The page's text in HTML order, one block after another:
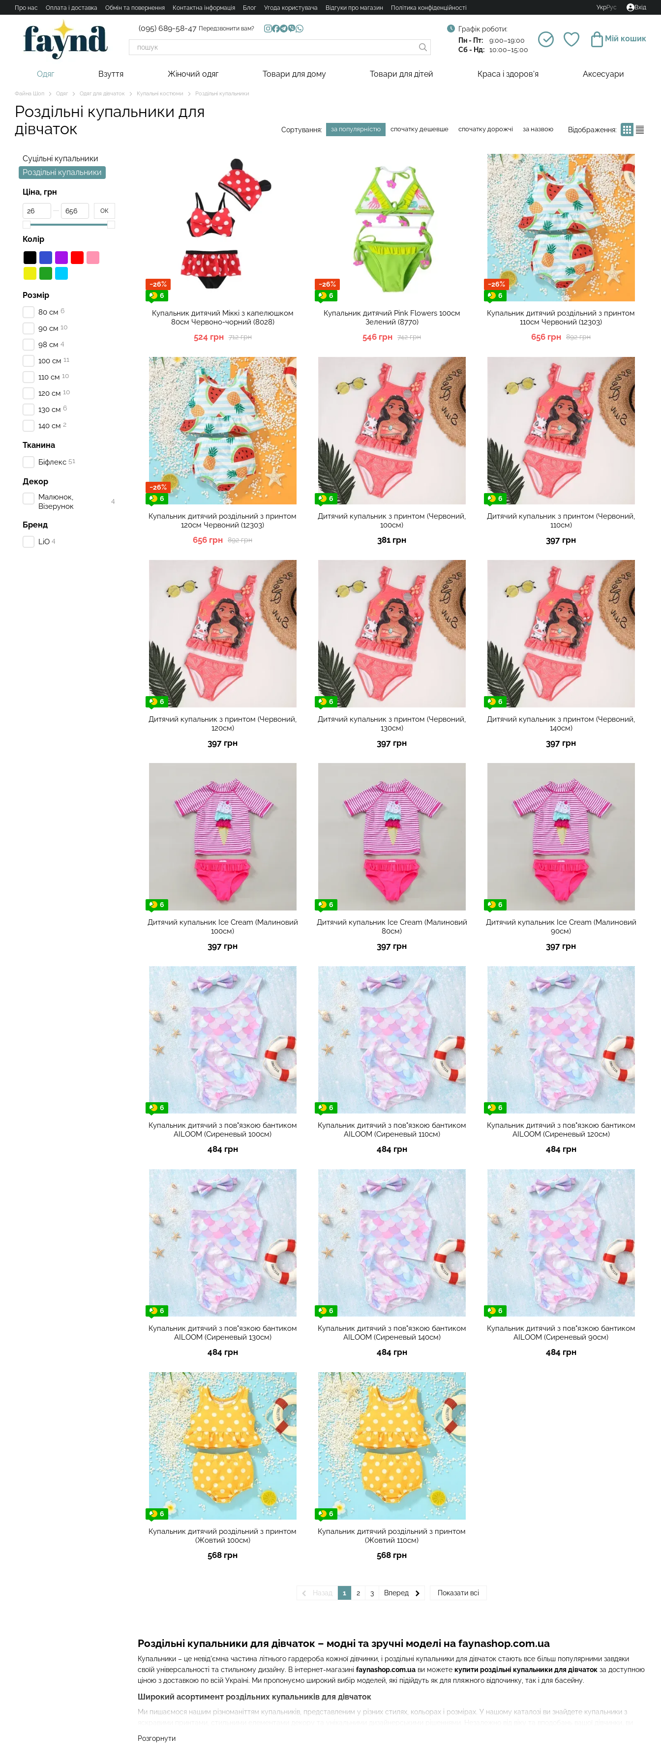
Перейти к основному контенту
Про нас Оплата і доставка Обмін та повернення Контактна інформація Блог Угода користувача Відгуки про магазин Політика конфіденційності УкрРус Вхід
(095) 689-58-47 Передзвонити вам?
Графік роботи:
Пн - Пт:
9:00–19:00
Сб - Нд:
10:00–15:00
Мій кошик
Одяг Взуття Жіночий одяг Товари для дому Товари для дітей Краса і здоров'я Аксесуари
Файна Шоп Одяг Одяг для дівчаток Купальні костюми Роздільні купальники
Роздільні купальники для
дівчаток
Сортування: за популярністю спочатку дешевше спочатку дорожчі за назвою Відображення:
Роздільні купальники для дівчаток – модні та зручні моделі на faynashop.com.ua
Купальники – це невід'ємна частина літнього гардероба кожної дівчинки, і роздільні купальники для дівчаток стають все більш популярними завдяки
своїй універсальності та стильному дизайну. В інтернет-магазині faynashop.com.ua ви можете купити роздільні купальники для дівчаток за доступною
ціною з доставкою по всій Україні. Ми пропонуємо широкий вибір моделей, які підійдуть як для пляжного відпочинку, так і для басейну.
Широкий асортимент роздільних купальників для дівчаток
Ми пишаємося нашим різноманіттям купальників, представленим у різних стилях, кольорах і розмірах. У нашому каталозі ви знайдете купальники з
Розгорнути
−26%
6
Купальник дитячий Міккі з капелюшком
80см Червоно-чорний (8028)
712 грн
524 грн
−26%
6
Купальник дитячий Pink Flowers 100см
Зелений (8770)
742 грн
546 грн
−26%
6
Купальник дитячий роздільний з принтом
110см Червоний (12303)
892 грн
656 грн
−26%
6
Купальник дитячий роздільний з принтом
120см Червоний (12303)
892 грн
656 грн
6
Дитячий купальник з принтом (Червоний,
100см)
381 грн
6
Дитячий купальник з принтом (Червоний,
110см)
397 грн
6
Дитячий купальник з принтом (Червоний,
120см)
397 грн
6
Дитячий купальник з принтом (Червоний,
130см)
397 грн
6
Дитячий купальник з принтом (Червоний,
140см)
397 грн
6
Дитячий купальник Ice Cream (Малиновий
100см)
397 грн
6
Дитячий купальник Ice Cream (Малиновий
80см)
397 грн
6
Дитячий купальник Ice Cream (Малиновий
90см)
397 грн
6
Купальник дитячий з пов"язкою бантиком
AILOOM (Сиреневый 100см)
484 грн
6
Купальник дитячий з пов"язкою бантиком
AILOOM (Сиреневый 110см)
484 грн
6
Купальник дитячий з пов"язкою бантиком
AILOOM (Сиреневый 120см)
484 грн
6
Купальник дитячий з пов"язкою бантиком
AILOOM (Сиреневый 130см)
484 грн
6
Купальник дитячий з пов"язкою бантиком
AILOOM (Сиреневый 140см)
484 грн
6
Купальник дитячий з пов"язкою бантиком
AILOOM (Сиреневый 90см)
484 грн
6
Купальник дитячий роздільний з принтом
(Жовтий 100см)
568 грн
6
Купальник дитячий роздільний з принтом
(Жовтий 110см)
568 грн
Назад 1 2 3 Вперед Показати всі
Суцільні купальники
Роздільні купальники
Ціна, грн
От Ціна, грн
До Ціна, грн ОК
Колір
Розмір
80 см 6
90 см 10
98 см 4
100 см 11
110 см 10
120 см 10
130 см 6
140 см 2
Тканина
Біфлекс 51
Декор
Малюнок,
Візерунок
4
Бренд
LiO 4